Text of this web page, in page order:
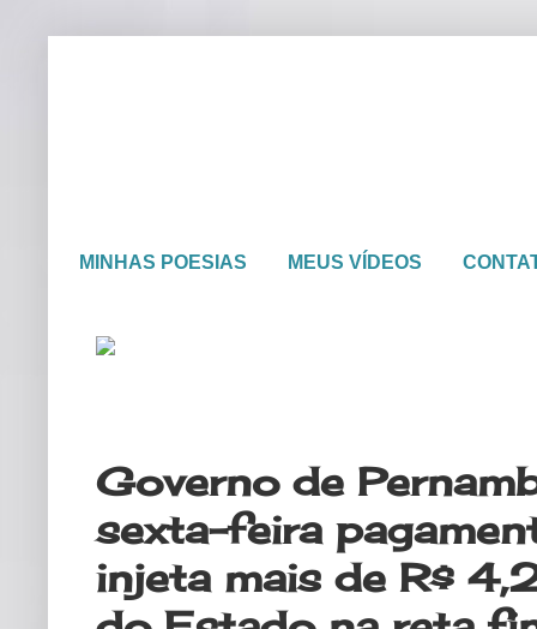
MINHAS POESIAS MEUS VÍDEOS
Governo de
sexta-feira
injeta mais de R$